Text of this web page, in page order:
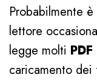
Probabilmente
lettore
legge molti
caricamento